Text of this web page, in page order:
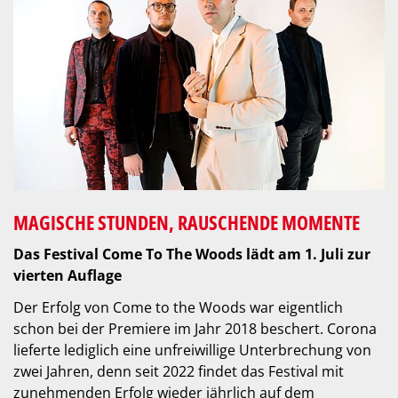
MAGISCHE STUNDEN, RAUSCHENDE MOMENTE
Das Festival Come To The Woods lädt am 1. Juli zur
vierten Auflage
Der Erfolg von Come to the Woods war eigentlich
schon bei der Premiere im Jahr 2018 beschert. Corona
lieferte lediglich eine unfreiwillige Unterbrechung von
zwei Jahren, denn seit 2022 findet das Festival mit
zunehmenden Erfolg wieder jährlich auf dem